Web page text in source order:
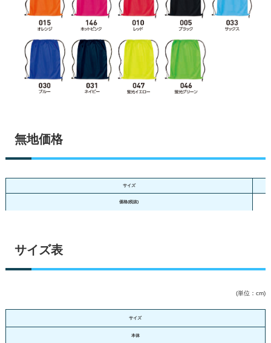
無地価格
サイズ
価格(税抜)
サイズ表
(単位：cm)
サイズ
本体